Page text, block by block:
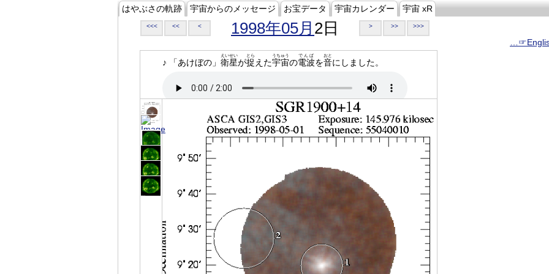
はやぶさの軌跡 宇宙からのメッセージ お宝データ 宇宙カレンダー 宇宙 xR
<<< << < 1998年05月 2日 > >> >>>
♪ 「あけぼの」 衛星
えいせい
が捉
とら
えた宇宙
うちゅう
の電波
でんぱ
を音
おと
にしました。